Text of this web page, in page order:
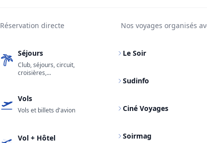
Réservation directe
Séjours
Club, séjours, circuit,
croisières,...
Vols
Vols et billets d'avion
Vol + Hôtel
Nos voyages organisés
Le Soir
Sudinfo
Ciné Voyages
Soirmag